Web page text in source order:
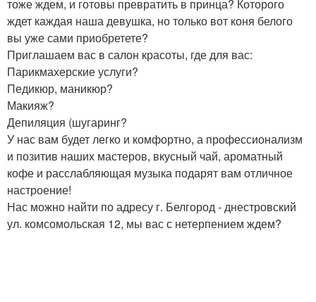
тоже ждем, и готовы превратить в принца? Которого
ждет каждая наша девушка, но только вот коня белого
вы уже сами приобретете?
Приглашаем вас в салон красоты, где для вас:
Парикмахерские услуги?
Педикюр, маникюр?
Макияж?
Депиляция (шугаринг?
У нас вам будет легко и комфортно, а профессионализм
и позитив наших мастеров, вкусный чай, ароматный
кофе и расслабляющая музыка подарят вам отличное
настроение!
Нас можно найти по адресу г. Белгород - днестровский
ул. комсомольская 12, мы вас с нетерпением ждем?